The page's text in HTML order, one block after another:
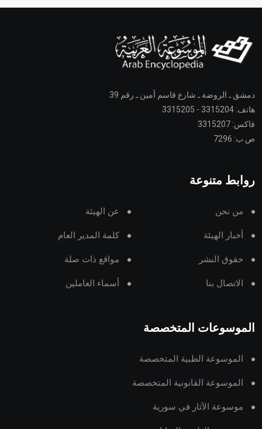
دمشق ـ الروضة ـ شارع قاسم أمين ـ رقم 39
هاتف: 3315204 - 3315205
فاكس: 3315207
ص.ب: 7296
روابط متنوعة
من نحن عن الهيئة
أخبار الهيئة كلمة المدير العام
حقوق النشر مواقع ذات صلة
الاتصال بنا أسماء العاملين
الموسوعات المتخصصة
الموسوعة الطبية المتخصصة
الموسوعة القانونية المتخصصة
موسوعة الآثار في سورية